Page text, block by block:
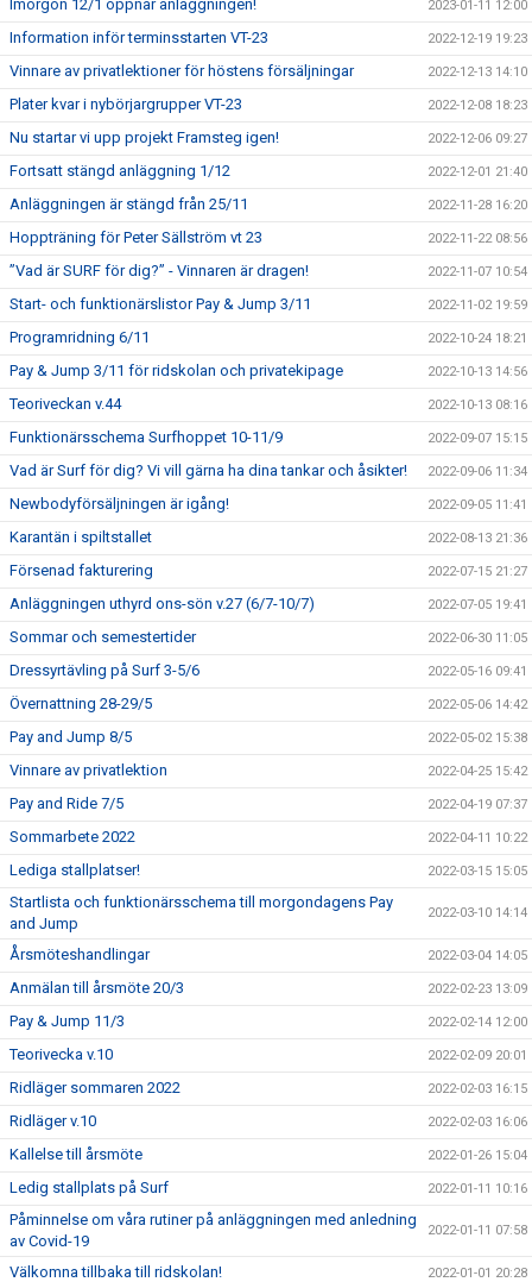
Imorgon 12/1 öppnar anläggningen! 2023-01-11 12:00
Information inför terminsstarten VT-23 2022-12-19 19:23
Vinnare av privatlektioner för höstens försäljningar 2022-12-13 14:10
Plater kvar i nybörjargrupper VT-23 2022-12-08 18:23
Nu startar vi upp projekt Framsteg igen! 2022-12-06 09:27
Fortsatt stängd anläggning 1/12 2022-12-01 21:40
Anläggningen är stängd från 25/11 2022-11-28 16:20
Hoppträning för Peter Sällström vt 23 2022-11-22 08:56
”Vad är SURF för dig?” - Vinnaren är dragen! 2022-11-07 10:54
Start- och funktionärslistor Pay & Jump 3/11 2022-11-02 19:59
Programridning 6/11 2022-10-24 18:21
Pay & Jump 3/11 för ridskolan och privatekipage 2022-10-13 14:56
Teoriveckan v.44 2022-10-13 08:16
Funktionärsschema Surfhoppet 10-11/9 2022-09-07 15:15
Vad är Surf för dig? Vi vill gärna ha dina tankar och åsikter! 2022-09-06 11:34
Newbodyförsäljningen är igång! 2022-09-05 11:41
Karantän i spiltstallet 2022-08-13 21:36
Försenad fakturering 2022-07-15 21:27
Anläggningen uthyrd ons-sön v.27 (6/7-10/7) 2022-07-05 19:41
Sommar och semestertider 2022-06-30 11:05
Dressyrtävling på Surf 3-5/6 2022-05-16 09:41
Övernattning 28-29/5 2022-05-06 14:42
Pay and Jump 8/5 2022-05-02 15:38
Vinnare av privatlektion 2022-04-25 15:42
Pay and Ride 7/5 2022-04-19 07:37
Sommarbete 2022 2022-04-11 10:22
Lediga stallplatser! 2022-03-15 15:05
Startlista och funktionärsschema till morgondagens Pay
and Jump
2022-03-10 14:14
Årsmöteshandlingar 2022-03-04 14:05
Anmälan till årsmöte 20/3 2022-02-23 13:09
Pay & Jump 11/3 2022-02-14 12:00
Teorivecka v.10 2022-02-09 20:01
Ridläger sommaren 2022 2022-02-03 16:15
Ridläger v.10 2022-02-03 16:06
Kallelse till årsmöte 2022-01-26 15:04
Ledig stallplats på Surf 2022-01-11 10:16
Påminnelse om våra rutiner på anläggningen med anledning
av Covid-19
2022-01-11 07:58
Välkomna tillbaka till ridskolan! 2022-01-01 20:28